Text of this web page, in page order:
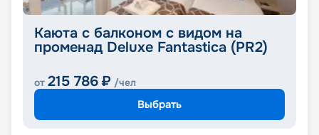
Каюта с балконом с видом на
променад Deluxe Fantastica (PR2)
от 215 786 ₽ /чел
Выбрать